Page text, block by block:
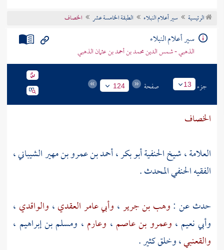
تراجم الأعلام
الرئيسية سير أعلام النبلاء الطبقة الخامسة عشر الخصاف
سير أعلام النبلاء
الذهبي - شمس الدين محمد بن أحمد بن عثمان الذهبي
جزء 13 صفحة 124
الخصاف
العلامة ، شيخ الحنفية أبو بكر ، أحمد بن عمرو بن مهير الشيباني ،
الفقيه الحنفي المحدث .
حدث عن :وهب بن جرير، وأبي عامر العقدي، والواقدي ،
وأبي نعيم ، وعمرو بن عاصم ، وعارم ، ومسلم بن إبراهيم ،
والقعنبي، وخلق كثير .